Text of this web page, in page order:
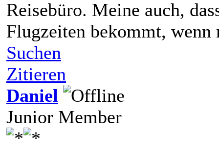
Reisebüro. Meine auch,
Flugzeiten bekommt,
Suchen
Zitieren
Daniel
Junior Member